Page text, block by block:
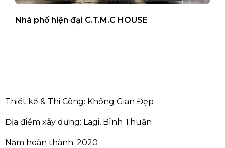
Nhà phố hiện đại C.T.M.C HOUSE
Thiết kế & Thi Công: Không Gian Đẹp
Địa điểm xây dựng: Lagi, Bình Thuận
Năm hoàn thành: 2020